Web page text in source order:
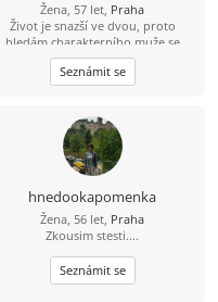
Žena, 57 let, Praha
Život je snazší ve dvou, proto
hledám charakterního muže se
smyslem pro humor, s kterým si
můžeme být oporou i v době, kdy
nám nebude do smíchu.
Seznámit se
hnedookapomenka
Žena, 56 let, Praha
Zkousim stesti....
Seznámit se